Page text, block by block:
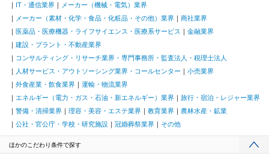
IT・通信業界
メーカー（機械・電気）業界
メーカー（素材・化学・食品・化粧品・その他）業界
商社業界
医薬品・医療機器・ライフサイエンス・医療系サービス
金融業界
建設・プラント・不動産業界
コンサルティング・リサーチ業界・専門事務所・監査法人・税理士法人
人材サービス・アウトソーシング業界・コールセンター
小売業界
外食産業・飲食業界
運輸・物流業界
エネルギー（電力・ガス・石油・新エネルギー）業界
旅行・宿泊・レジャー業界
警備・清掃業界
理容・美容・エステ業界 教育業界
農林水産・鉱業
公社・官公庁・学校・研究施設
冠婚葬祭業界 その他
ほかのこだわり条件で探す